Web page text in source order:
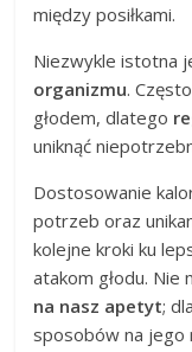
między posiłkami.
Niezwykle istotna
organizmu.
głodem, dlatego
uniknąć
Dostosowanie
potrzeb oraz
kolejne kroki ku
atakom głodu. Nie
na nasz apetyt;
sposobów na jego